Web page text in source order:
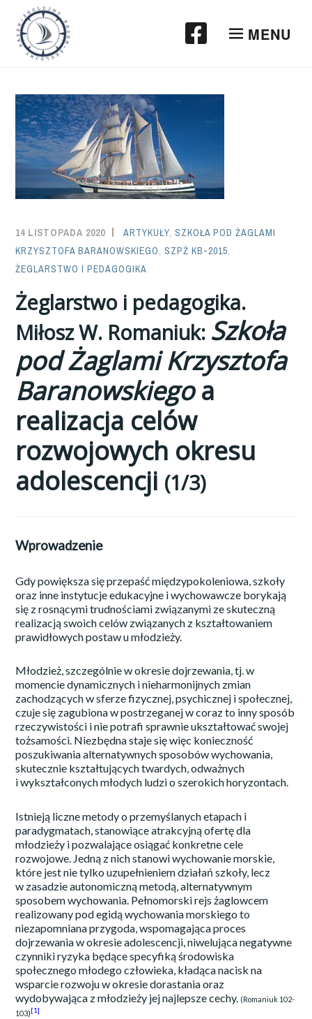
Przeskocz
treści
MENU
14 LISTOPADA 2020
SAILOR-
ADMIN
ARTYKUŁY,SZKOŁA POD ŻAGLAMI
KRZYSZTOFA BARANOWSKIEGO,SZPŻ KB-2015,
ŻEGLARSTWO I PEDAGOGIKA
Żeglarstwo i pedagogika.
Miłosz W. Romaniuk: Szkoła
pod Żaglami Krzysztofa
Baranowskiegoa
realizacja celów
rozwojowych okresu
adolescencji (1/3)
Wprowadzenie
Gdy powiększa się przepaść międzypokoleniowa, szkoły
oraz inne instytucje edukacyjne i wychowawcze borykają
się z rosnącymi trudnościami związanymi ze skuteczną
realizacją swoich celów związanych z kształtowaniem
prawidłowych postaw u młodzieży.
Młodzież, szczególnie w okresie dojrzewania, tj. w
momencie dynamicznych i nieharmonijnych zmian
zachodzących w sferze fizycznej, psychicznej i społecznej,
czuje się zagubiona w postrzeganej w coraz to inny sposób
rzeczywistości i nie potrafi sprawnie ukształtować swojej
tożsamości. Niezbędna staje się więc konieczność
poszukiwania alternatywnych sposobów wychowania,
skutecznie kształtujących twardych, odważnych
i wykształconych młodych ludzi o szerokich horyzontach.
Istnieją liczne metody o przemyślanych etapach i
paradygmatach, stanowiące atrakcyjną ofertę dla
młodzieży i pozwalające osiągać konkretne cele
rozwojowe. Jedną z nich stanowi wychowanie morskie,
które jest nie tylko uzupełnieniem działań szkoły, lecz
w zasadzie autonomiczną metodą, alternatywnym
sposobem wychowania. Pełnomorski rejs żaglowcem
realizowany pod egidą wychowania morskiego to
niezapomniana przygoda, wspomagająca proces
dojrzewania w okresie adolescencji, niwelująca negatywne
czynniki ryzyka będące specyfiką środowiska
społecznego młodego człowieka, kładąca nacisk na
wsparcie rozwoju w okresie dorastania oraz
wydobywająca z młodzieży jej najlepsze cechy. (Romaniuk 102-
103)[1]